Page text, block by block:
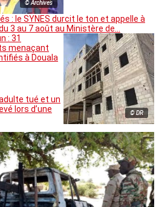
© Archives
: le SYNES durcit le ton et appelle à
3 au 7 août au Ministère de…
© DR
: 31
menaçant
à Douala
tué et un
lors d’une